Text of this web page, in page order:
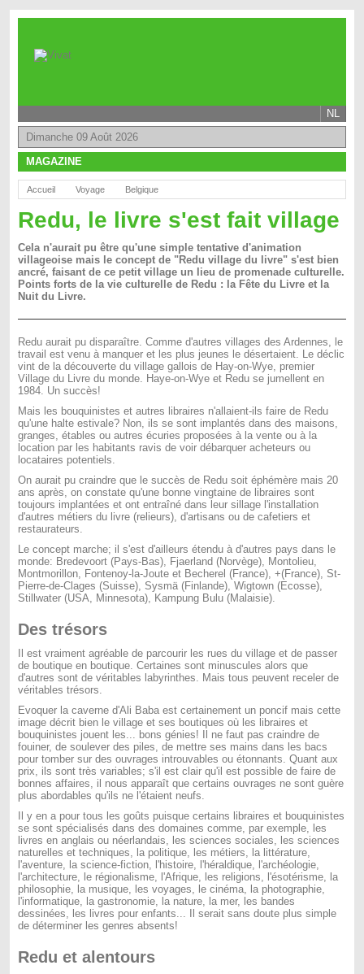
NL
Dimanche 09 Août 2026
MAGAZINE
Accueil Voyage Belgique
Redu, le livre s'est fait village
Cela n'aurait pu être qu'une simple tentative d'animation
villageoise mais le concept de "Redu village du livre" s'est bien
ancré, faisant de ce petit village un lieu de promenade culturelle.
Points forts de la vie culturelle de Redu : la Fête du Livre et la
Nuit du Livre.
Redu aurait pu disparaître. Comme d'autres villages des Ardennes, le
travail est venu à manquer et les plus jeunes le désertaient. Le déclic
vint de la découverte du village gallois de Hay-on-Wye, premier
Village du Livre du monde. Haye-on-Wye et Redu se jumellent en
1984. Un succès!
Mais les bouquinistes et autres libraires n'allaient-ils faire de Redu
qu'une halte estivale? Non, ils se sont implantés dans des maisons,
granges, étables ou autres écuries proposées à la vente ou à la
location par les habitants ravis de voir débarquer acheteurs ou
locataires potentiels.
On aurait pu craindre que le succès de Redu soit éphémère mais 20
ans après, on constate qu'une bonne vingtaine de libraires sont
toujours implantées et ont entraîné dans leur sillage l'installation
d'autres métiers du livre (relieurs), d'artisans ou de cafetiers et
restaurateurs.
Le concept marche; il s'est d'ailleurs étendu à d'autres pays dans le
monde: Bredevoort (Pays-Bas), Fjaerland (Norvège), Montolieu,
Montmorillon, Fontenoy-la-Joute et Becherel (France), +(France), St-
Pierre-de-Clages (Suisse), Sysmä (Finlande), Wigtown (Ecosse),
Stillwater (USA, Minnesota), Kampung Bulu (Malaisie).
Des trésors
Il est vraiment agréable de parcourir les rues du village et de passer
de boutique en boutique. Certaines sont minuscules alors que
d'autres sont de véritables labyrinthes. Mais tous peuvent receler de
véritables trésors.
Evoquer la caverne d'Ali Baba est certainement un poncif mais cette
image décrit bien le village et ses boutiques où les libraires et
bouquinistes jouent les... bons génies! Il ne faut pas craindre de
fouiner, de soulever des piles, de mettre ses mains dans les bacs
pour tomber sur des ouvrages introuvables ou étonnants. Quant aux
prix, ils sont très variables; s'il est clair qu'il est possible de faire de
bonnes affaires, il nous apparaît que certains ouvrages ne sont guère
plus abordables qu'ils ne l'étaient neufs.
Il y en a pour tous les goûts puisque certains libraires et bouquinistes
se sont spécialisés dans des domaines comme, par exemple, les
livres en anglais ou néerlandais, les sciences sociales, les sciences
naturelles et techniques, la politique, les métiers, la littérature,
l'aventure, la science-fiction, l'histoire, l'héraldique, l'archéologie,
l'architecture, le régionalisme, l'Afrique, les religions, l'ésotérisme, la
philosophie, la musique, les voyages, le cinéma, la photographie,
l'informatique, la gastronomie, la nature, la mer, les bandes
dessinées, les livres pour enfants... Il serait sans doute plus simple
de déterminer les genres absents!
Redu et alentours